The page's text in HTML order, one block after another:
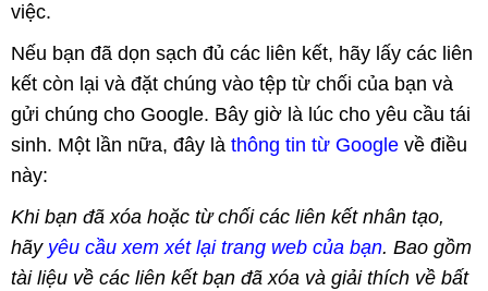
việc.
Nếu bạn đã dọn sạch đủ các liên kết, hãy lấy các liên
kết còn lại và đặt chúng vào tệp từ chối của bạn và
gửi chúng cho Google. Bây giờ là lúc cho yêu cầu tái
sinh. Một lần nữa, đây là thông tin từ Google về điều
này:
Khi bạn đã xóa hoặc từ chối các liên kết nhân tạo,
hãy yêu cầu xem xét lại trang web của bạn. Bao gồm
tài liệu về các liên kết bạn đã xóa và giải thích về bất